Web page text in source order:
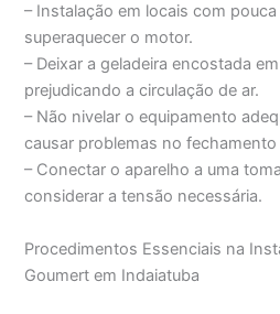
– Instalação em locais com
superaquecer o motor.
– Deixar a geladeira encostada
prejudicando a circulação de ar.
– Não nivelar o equipamento
causar problemas no
– Conectar o aparelho a uma
considerar a tensão necessária.
Procedimentos Essenciais na
Goumert em Indaiatuba